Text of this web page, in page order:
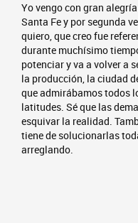
Yo vengo con gran
Santa Fe y por segunda
quiero, que creo fue
durante muchísimo
potenciar y va a volver a
la producción, la ciudad
que admirábamos todos
latitudes. Sé que las
esquivar la realidad.
tiene de solucionarlas
arreglando.